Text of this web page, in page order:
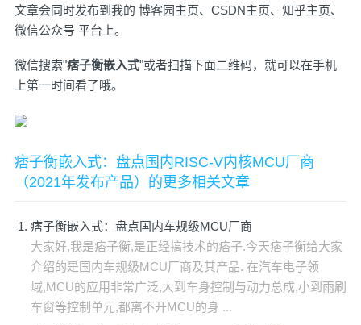
文章会同时发布到我的 博客园主页、 CSDN主页、 知乎主页、
微信公众号 平台上。
微信搜索"痞子衡嵌入式"或者扫描下面二维码，就可以在手机
上第一时间看了哦。
痞子衡嵌入式：盘点国内RISC-V内核MCU厂商
（2021年发布产品）的更多相关文章
痞子衡嵌入式：盘点国内车规级MCU厂商
大家好,我是痞子衡,是正经搞技术的痞子.今天痞子衡给大家
介绍的是国内车规级MCU厂商及其产品. 在汽车电子领
域,MCU的应用非常广泛,大到车身控制与动力总成,小到雨刷
车窗等控制单元,都离不开MCU的身 ...